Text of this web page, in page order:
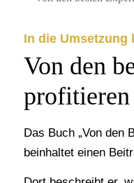
In die Umsetzung
Von den
profitieren
Das Buch „Von den
beinhaltet einen